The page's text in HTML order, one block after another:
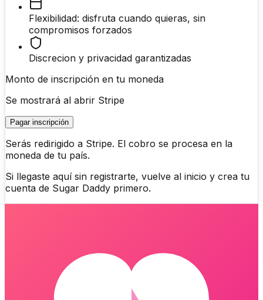
Flexibilidad: disfruta cuando quieras, sin
compromisos forzados
Discrecion y privacidad garantizadas
Monto de inscripción en tu moneda
Se mostrará al abrir Stripe
Pagar inscripción
Serás redirigido a Stripe. El cobro se procesa en la
moneda de tu país.
Si llegaste aquí sin registrarte, vuelve al inicio y crea tu
cuenta de Sugar Daddy primero.